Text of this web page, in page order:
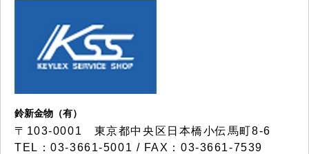
鈴新金物（有）
〒103-0001 東京都中央区日本橋小伝馬町8-6
TEL：03-3661-5001 / FAX：03-3661-7539